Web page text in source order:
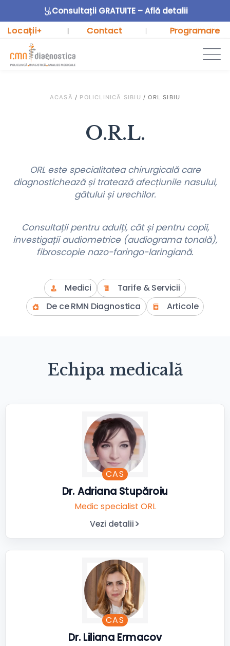
Consultații GRATUITE – Află detalii
Locații+ | Contact Programare
ACASĂ / POLICLINICĂ SIBIU /ORL SIBIU
O.R.L.
ORL este specialitatea chirurgicală care
diagnostichează și tratează afecțiunile nasului,
gâtului și urechilor.
Consultații pentru adulți, cât și pentru copii,
investigații audiometrice (audiograma tonală),
fibroscopie nazo-faringo-laringiană.
Medici
Tarife & Servicii
De ce RMN Diagnostica
Articole
Echipa medicală
CAS
Dr. Adriana Stupăroiu
Medic specialist ORL
Vezi detalii
CAS
Dr. Liliana Ermacov